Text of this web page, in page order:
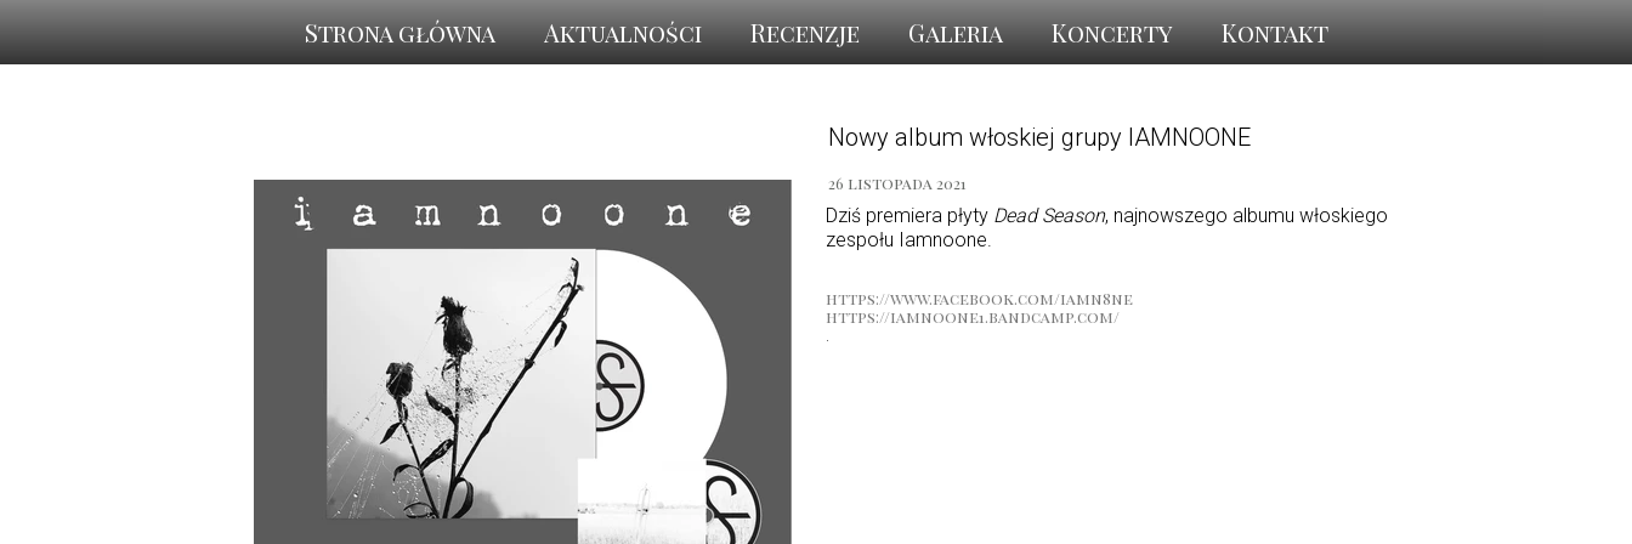
Strona główna Aktualności Recenzje Galeria Koncerty Kontakt
Nowy album włoskiej grupy IAMNOONE
26 listopada 2021
Dziś premiera płyty Dead Season, najnowszego albumu włoskiego
zespołu Iamnoone.
https://www.facebook.com/iamn8ne
https://iamnoone1.bandcamp.com/
.